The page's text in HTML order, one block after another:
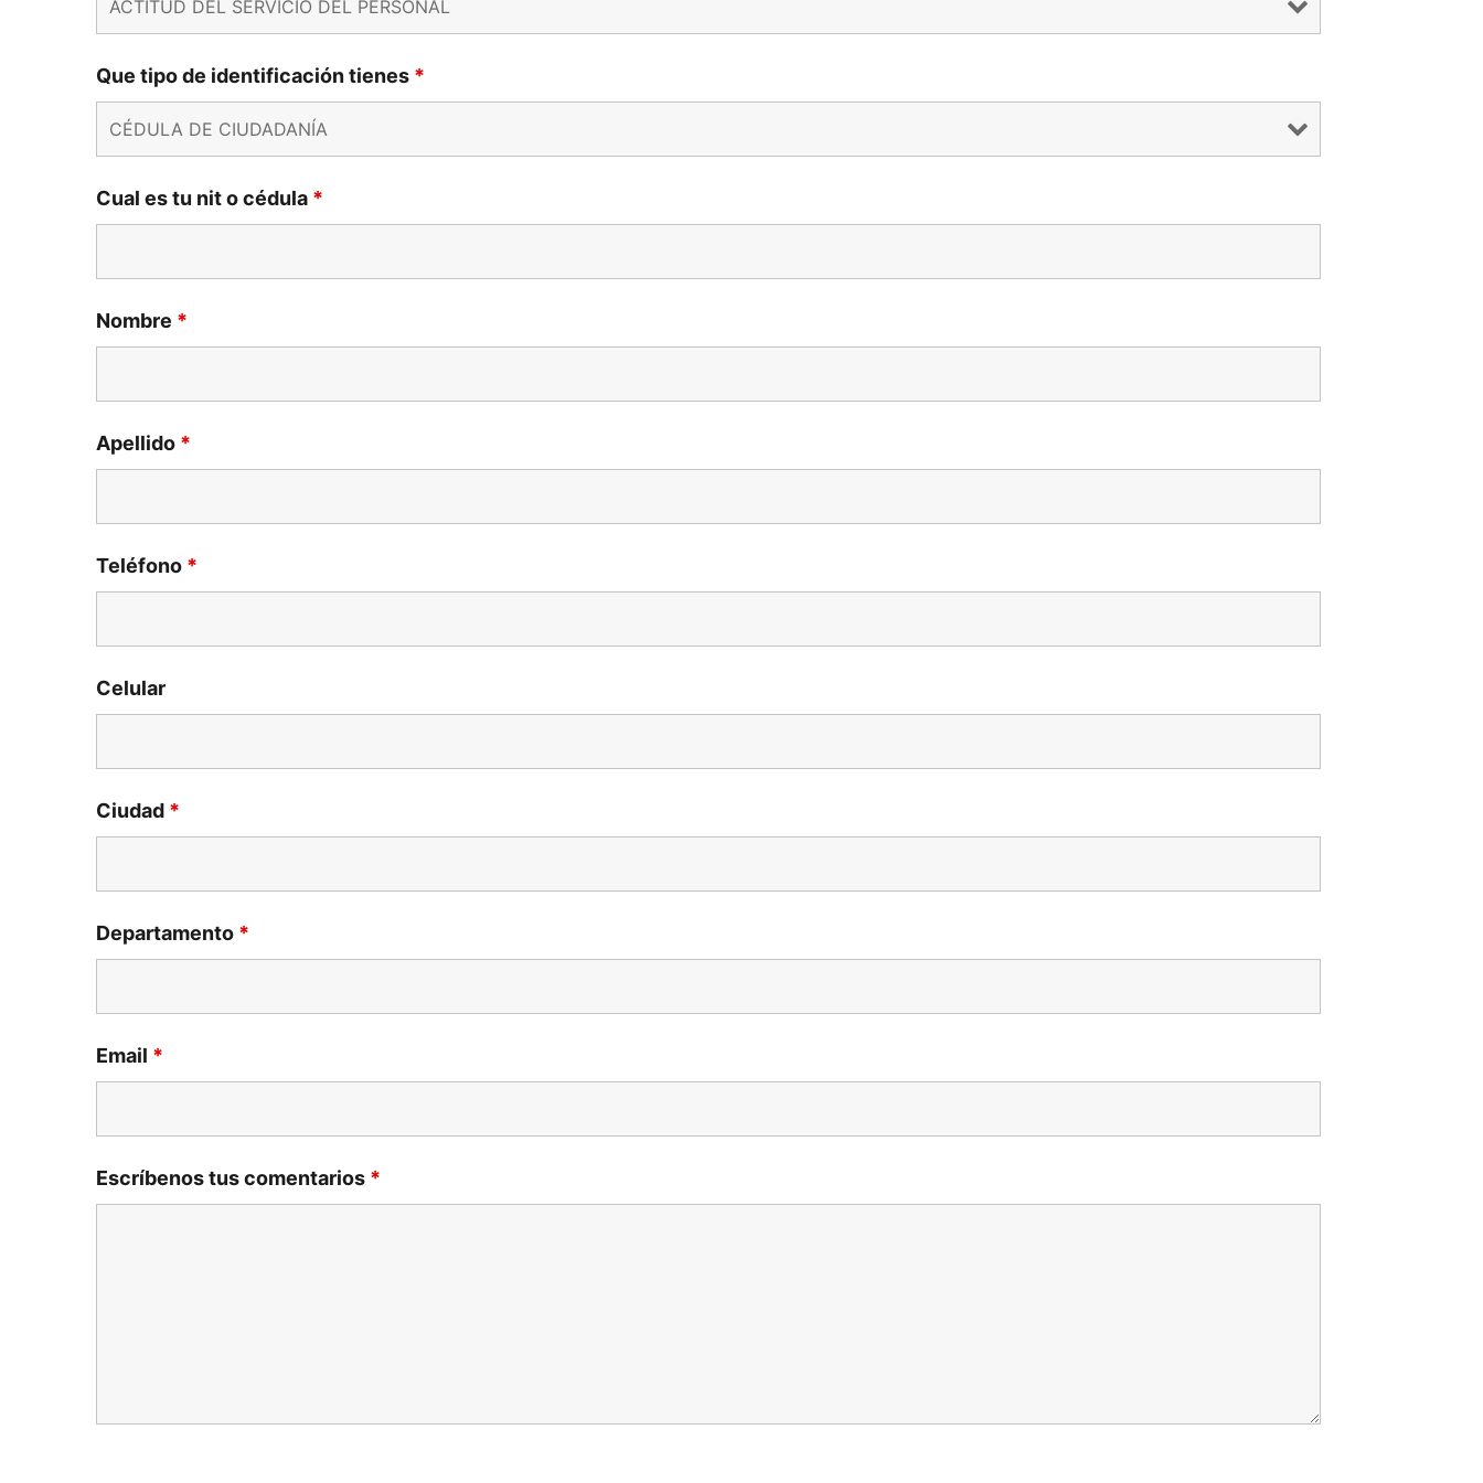
Que tipo de identificación tienes *
Cual es tu nit o cédula *
Nombre *
Apellido *
Teléfono *
Celular
Ciudad *
Departamento *
Email *
Escríbenos tus comentarios *